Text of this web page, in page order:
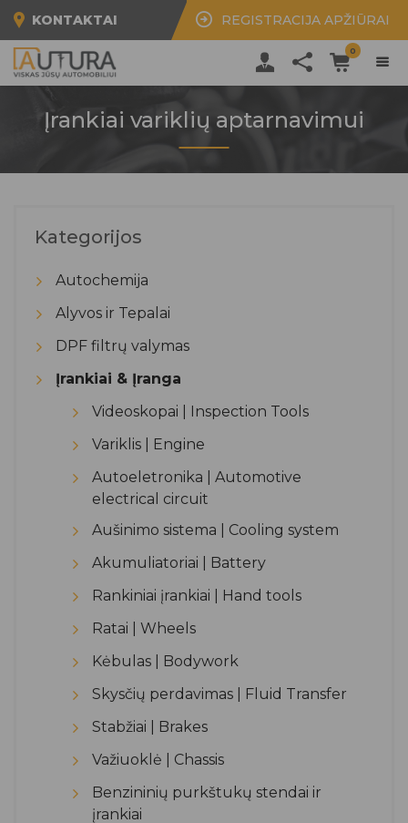
KONTAKTAI REGISTRACIJA APŽIŪRAI
0
Įrankiai variklių aptarnavimui
Kategorijos
Autochemija
Alyvos ir Tepalai
DPF filtrų valymas
Įrankiai & Įranga
Videoskopai | Inspection Tools
Variklis | Engine
Autoeletronika | Automotive
electrical circuit
Aušinimo sistema | Cooling system
Akumuliatoriai | Battery
Rankiniai įrankiai | Hand tools
Ratai | Wheels
Kėbulas | Bodywork
Skysčių perdavimas | Fluid Transfer
Stabžiai | Brakes
Važiuoklė | Chassis
Benzininių purkštukų stendai ir
įrankiai